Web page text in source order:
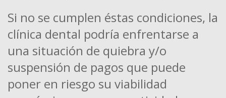
Si no se cumplen éstas condiciones, la
clínica dental podría enfrentarse a
una situación de quiebra y/o
suspensión de pagos que puede
poner en riesgo su viabilidad